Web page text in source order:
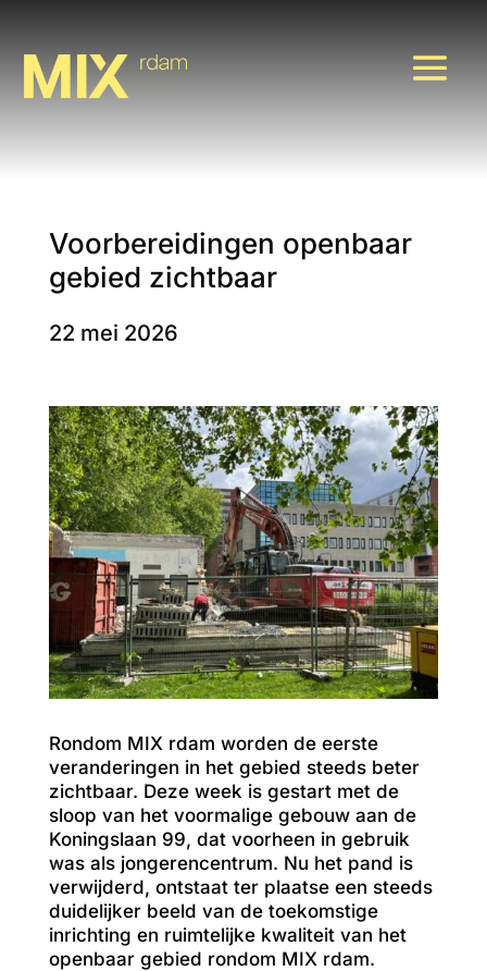
Voorbereidingen openbaar
gebied zichtbaar
22 mei 2026
Rondom MIX rdam worden de eerste
veranderingen in het gebied steeds beter
zichtbaar. Deze week is gestart met de
sloop van het voormalige gebouw aan de
Koningslaan 99, dat voorheen in gebruik
was als jongerencentrum. Nu het pand is
verwijderd, ontstaat ter plaatse een steeds
duidelijker beeld van de toekomstige
inrichting en ruimtelijke kwaliteit van het
openbaar gebied rondom MIX rdam.